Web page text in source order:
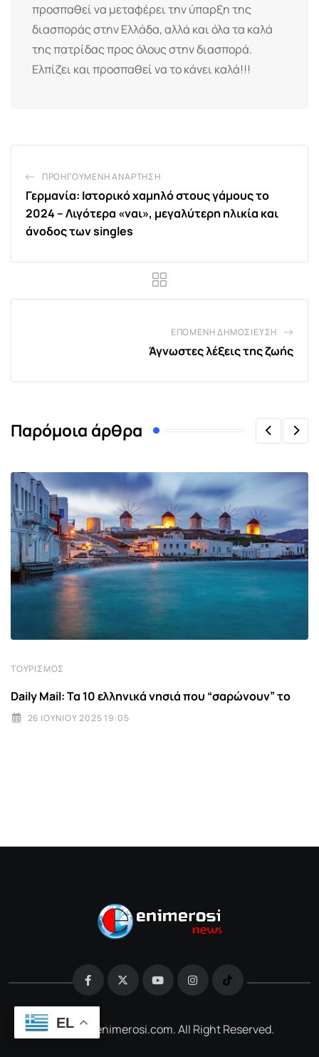
προσπαθεί να μεταφέρει την ύπαρξη της
διασποράς στην Ελλάδα, αλλά και όλα τα καλά
της πατρίδας προς όλους στην διασπορά.
Ελπίζει και προσπαθεί να το κάνει καλά!!!
ΠΡΟΗΓΟΎΜΕΝΗ ΑΝΆΡΤΗΣΗ
Γερμανία: Ιστορικό χαμηλό στους γάμους το
2024 – Λιγότερα «ναι», μεγαλύτερη ηλικία και
άνοδος των singles
ΕΠΌΜΕΝΗ ΔΗΜΟΣΊΕΥΣΗ
Άγνωστες λέξεις της ζωής
Παρόμοια άρθρα
ΤΟΥΡΙΣΜΌΣ
Daily Mail: Τα 10 ελληνικά νησιά που “σαρώνουν” το
26 ΙΟΥΝΊΟΥ 2025 19:05
@2026 e-enimerosi.com. All Right Reserved.
EL